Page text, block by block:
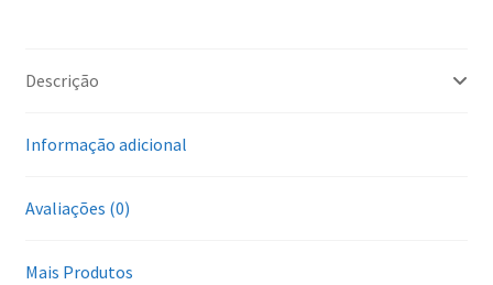
Descrição
Informação adicional
Avaliações (0)
Mais Produtos